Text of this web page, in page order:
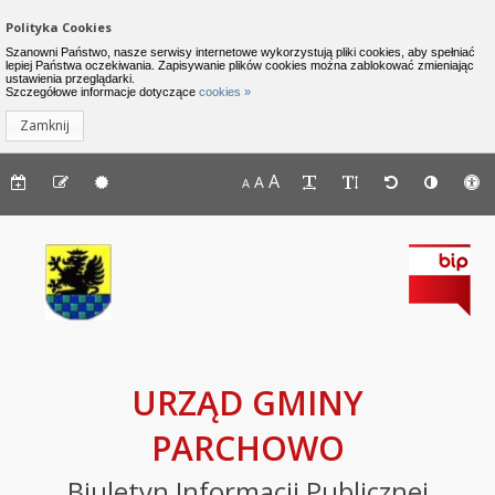
Urząd Gminy Parchowo -
Nawigacja do pomijania linków
Polityka Cookies
Szanowni Państwo, nasze serwisy internetowe wykorzystują pliki cookies, aby spełniać
lepiej Państwa oczekiwania. Zapisywanie plików cookies można zablokować zmieniając
ustawienia przeglądarki.
Szczegółowe informacje dotyczące cookies »
Zamknij
Menu górne
Menu górne - edycja stronyMenu górne - dostępność strony
A A A
URZĄD GMINY
PARCHOWO
Lewe menu
menu
INFORMACJE
Komunikaty
Deklaracja
dostępności
Raport
stanie